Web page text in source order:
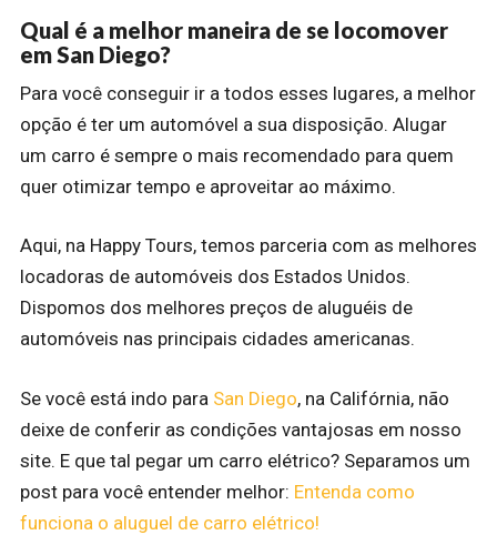
Qual é a melhor maneira de se locomover
em San Diego?
Para você conseguir ir a todos esses lugares, a melhor
opção é ter um automóvel a sua disposição. Alugar
um carro é sempre o mais recomendado para quem
quer otimizar tempo e aproveitar ao máximo.
Aqui, na Happy Tours, temos parceria com as melhores
locadoras de automóveis dos Estados Unidos.
Dispomos dos melhores preços de aluguéis de
automóveis nas principais cidades americanas.
Se você está indo para San Diego, na Califórnia, não
deixe de conferir as condições vantajosas em nosso
site. E que tal pegar um carro elétrico? Separamos um
post para você entender melhor: Entenda como
funciona o aluguel de carro elétrico!